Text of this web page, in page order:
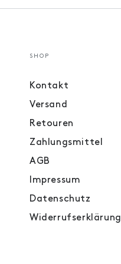
SHOP
Kontakt
Versand
Retouren
Zahlungsmittel
AGB
Impressum
Datenschutz
Widerrufserklärung